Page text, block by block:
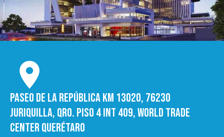
Paseo de la República Km 13020, 76230
Juriquilla, Qro. Piso 4 int 409, World trade
Center Querétaro